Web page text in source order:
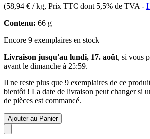
(58,94 € / kg, Prix TTC dont 5,5% de TVA -
Contenu: 66 g
Encore 9 exemplaires en stock
Livraison jusqu'au lundi, 17. août, si vous
avant le dimanche à 23:59.
Il ne reste plus que 9 exemplaires de ce
bientôt ! La date de livraison peut changer si
de pièces est commandé.
Ajouter au Panier